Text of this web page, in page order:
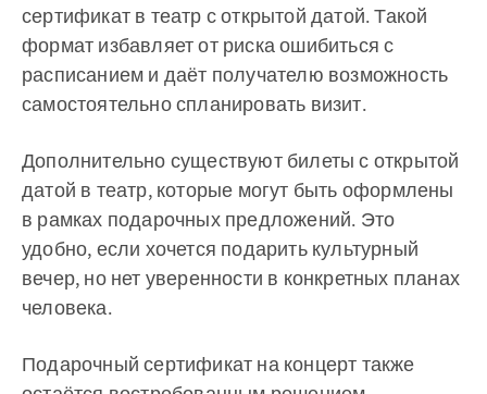
сертификат в театр с открытой датой. Такой
формат избавляет от риска ошибиться с
расписанием и даёт получателю возможность
самостоятельно спланировать визит.
Дополнительно существуют билеты с открытой
датой в театр, которые могут быть оформлены
в рамках подарочных предложений. Это
удобно, если хочется подарить культурный
вечер, но нет уверенности в конкретных планах
человека.
Подарочный сертификат на концерт также